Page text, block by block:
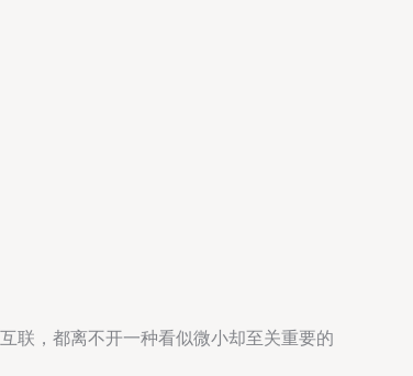
联，都离不开一种看似微小却至关重要的